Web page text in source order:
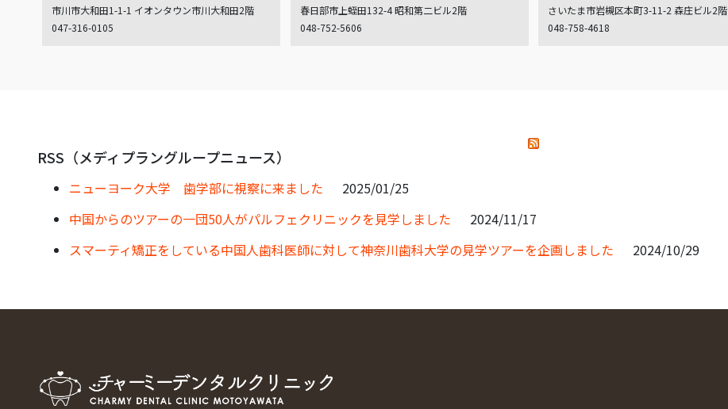
市川市大和田1-1-1 イオンタウン市川大和田2階
047-316-0105
春日部市上蛭田132-4 昭和第二ビル2階
048-752-5606
さいたま市岩槻区本町3-11-2 森庄ビル2階
048-758-4618
RSS（メディプラングループニュース）
ニューヨーク大学 歯学部に視察に来ました
2025/01/25
中国からのツアーの一団50人がパルフェクリニックを見学しました
2024/11/17
スマーティ矯正をしている中国人歯科医師に対して神奈川歯科大学の見学ツアーを企画しました
2024/10/29